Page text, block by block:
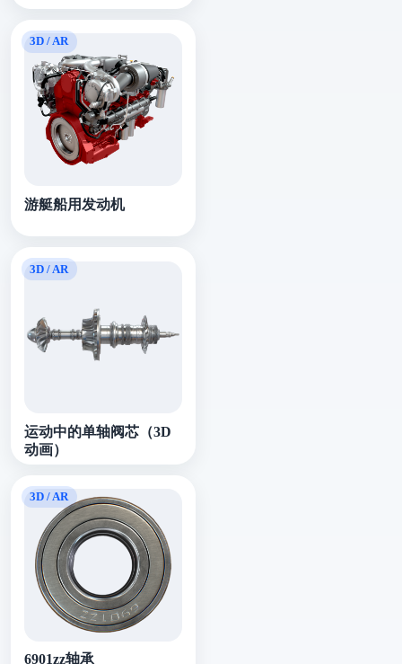
游艇船用发动机
运动中的单轴阀芯（3D
动画）
6901zz轴承